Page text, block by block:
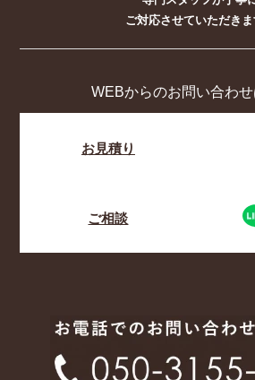
ご対応させていただきま
WEBからのお問い合わ
お見積り
ご相談